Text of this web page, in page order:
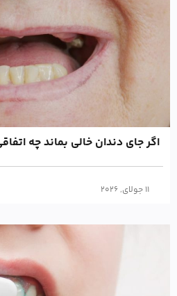
اگر جای دندان خالی بماند چه اتفاقی